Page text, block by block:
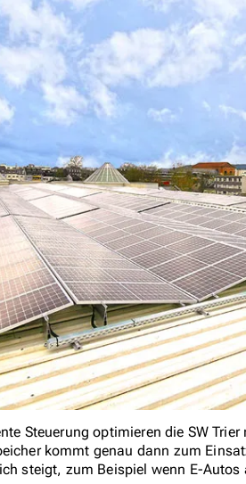
Steuerung optimieren die SW
kommt genau dann zum
steigt, zum Beispiel wenn E-Autos